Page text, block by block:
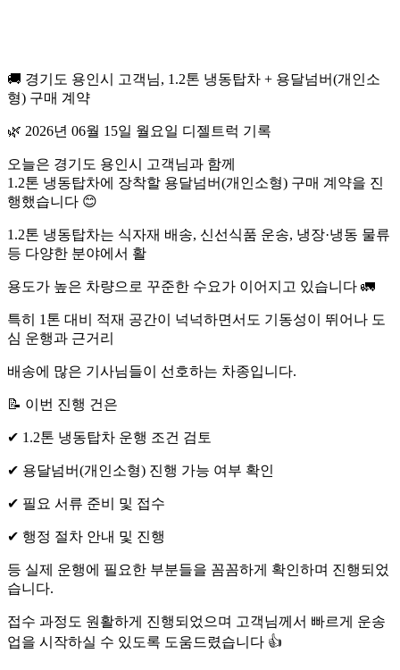
🚚 경기도 용인시 고객님, 1.2톤 냉동탑차 + 용달넘버(개인소
형) 구매 계약
🌿 2026년 06월 15일 월요일 디젤트럭 기록
오늘은 경기도 용인시 고객님과 함께
1.2톤 냉동탑차에 장착할 용달넘버(개인소형) 구매 계약을 진
행했습니다 😊
1.2톤 냉동탑차는 식자재 배송, 신선식품 운송, 냉장·냉동 물류
등 다양한 분야에서 활
용도가 높은 차량으로 꾸준한 수요가 이어지고 있습니다 🚛
특히 1톤 대비 적재 공간이 넉넉하면서도 기동성이 뛰어나 도
심 운행과 근거리
배송에 많은 기사님들이 선호하는 차종입니다.
📝 이번 진행 건은
✔ 1.2톤 냉동탑차 운행 조건 검토
✔ 용달넘버(개인소형) 진행 가능 여부 확인
✔ 필요 서류 준비 및 접수
✔ 행정 절차 안내 및 진행
등 실제 운행에 필요한 부분들을 꼼꼼하게 확인하며 진행되었
습니다.
접수 과정도 원활하게 진행되었으며 고객님께서 빠르게 운송
업을 시작하실 수 있도록 도움드렸습니다 👍